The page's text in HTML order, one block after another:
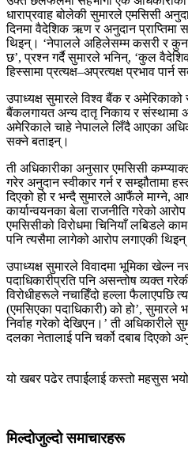
धाराप्रवाह बोलेकी सुमारले एमसिसी
दिनमा वैदेशिक ऋण र अनुदान प्राप्तिमा
थिइन्। ‘नेपालले अहिलेसम्म कसरी र
छ’, प्रश्न गर्दै सुमारले भनिन्, ‘कुल
हिस्सामा प्रत्यक्ष–अप्रत्यक्ष प्रभाव
उपाध्यक्ष सुमारले विश्व बैंक र
बैंकलगायत अन्य दातृ निकाय र संस्थामा
अमेरिकाले चाहे नेपालले लिँदै आएका
सक्ने बताइन्।
ती अधिकारीका अनुसार एमसिसी
गरेर अनुदान स्वीकार गर्न र सम्झौतामा
दिएको हो र भन्दै सुमारले आफैंले माग्ने,
कार्यान्वयनका बेला राजनीति गरेको
एमसिसीको विरोधमा चिनियाँ लबिडले
पनि त्यसैमा लागेको आरोप लगाएकी
उपाध्यक्ष सुमारले विवादमा भूमिका खेल्न
पदाधिकारीप्रति पनि असन्तोष व्यक्त
विरोधीहरूले नचाहिँदो हल्ला फैलाएपछि
(एमसिएका पदाधिकारी) को हो’,
निर्वाह गरेको देखिएन।’ ती अधिकारीले
दलका नेतालाई पनि चर्को दबाब दिएको
यो खबर पढेर तपाईलाई कस्तो महसुस
मिल्दोजुल्दो समाचारहरू